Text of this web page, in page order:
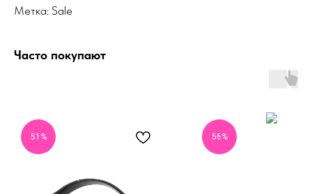
Метка: Sale
Часто покупают
51% 56%